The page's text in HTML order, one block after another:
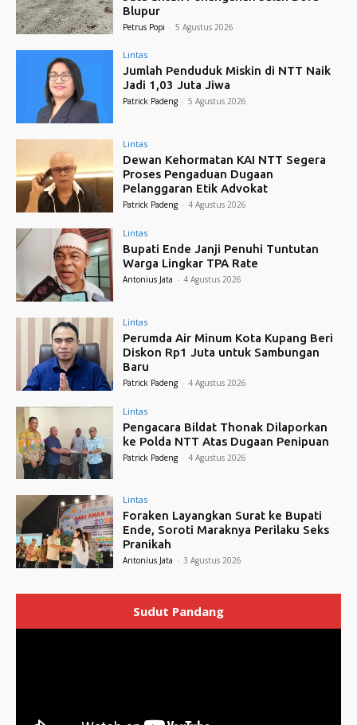
Blupur
Petrus Popi - 5 Agustus 2026
Lintas
Jumlah Penduduk Miskin di NTT Naik
Jadi 1,03 Juta Jiwa
Patrick Padeng - 5 Agustus 2026
Lintas
Dewan Kehormatan KAI NTT Segera
Proses Pengaduan Dugaan
Pelanggaran Etik Advokat
Patrick Padeng - 4 Agustus 2026
Lintas
Bupati Ende Janji Penuhi Tuntutan
Warga Lingkar TPA Rate
Antonius Jata - 4 Agustus 2026
Lintas
Perumda Air Minum Kota Kupang Beri
Diskon Rp1 Juta untuk Sambungan
Baru
Patrick Padeng - 4 Agustus 2026
Lintas
Pengacara Bildat Thonak Dilaporkan
ke Polda NTT Atas Dugaan Penipuan
Patrick Padeng - 4 Agustus 2026
Lintas
Foraken Layangkan Surat ke Bupati
Ende, Soroti Maraknya Perilaku Seks
Pranikah
Antonius Jata - 3 Agustus 2026
Sudut Pandang